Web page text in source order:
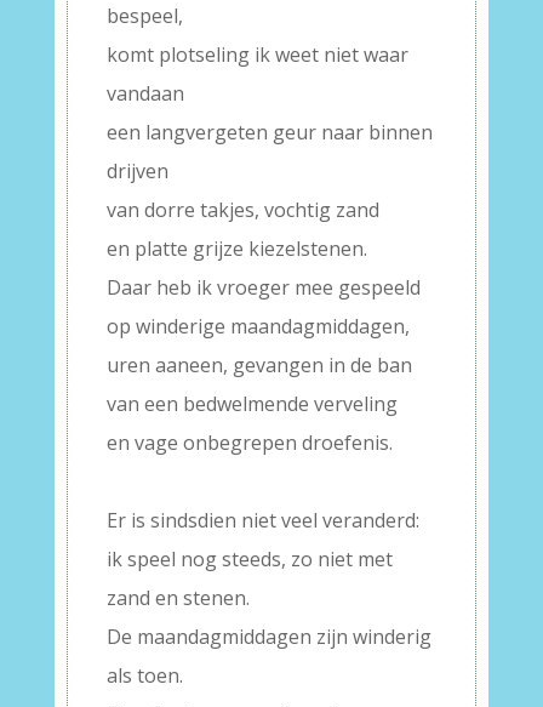
bespeel,
komt plotseling ik weet niet waar
vandaan
een langvergeten geur naar binnen
drijven
van dorre takjes, vochtig zand
en platte grijze kiezelstenen.
Daar heb ik vroeger mee gespeeld
op winderige maandagmiddagen,
uren aaneen, gevangen in de ban
van een bedwelmende verveling
en vage onbegrepen droefenis.
Er is sindsdien niet veel veranderd:
ik speel nog steeds, zo niet met
zand en stenen.
De maandagmiddagen zijn winderig
als toen.